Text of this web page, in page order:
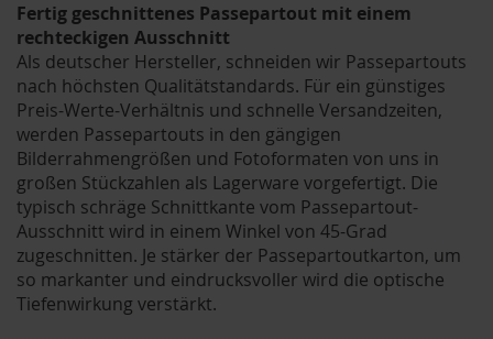
Fertig geschnittenes Passepartout mit einem
rechteckigen Ausschnitt
Als deutscher Hersteller, schneiden wir Passepartouts
nach höchsten Qualitätstandards. Für ein günstiges
Preis-Werte-Verhältnis und schnelle Versandzeiten,
werden Passepartouts in den gängigen
Bilderrahmengrößen und Fotoformaten von uns in
großen Stückzahlen als Lagerware vorgefertigt. Die
typisch schräge Schnittkante vom Passepartout-
Ausschnitt wird in einem Winkel von 45-Grad
zugeschnitten. Je stärker der Passepartoutkarton, um
so markanter und eindrucksvoller wird die optische
Tiefenwirkung verstärkt.